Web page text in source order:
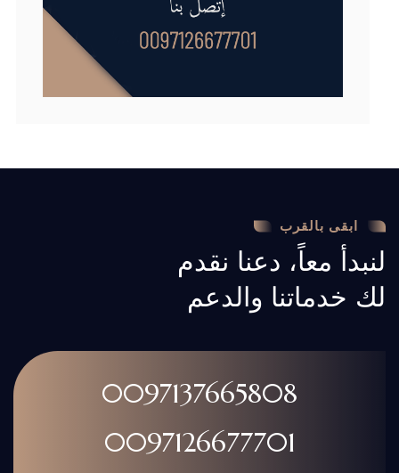
ابقى بالقرب
لنبدأ معاً، دعنا نقدم
لك خدماتنا والدعم
0097137665808
0097126677701